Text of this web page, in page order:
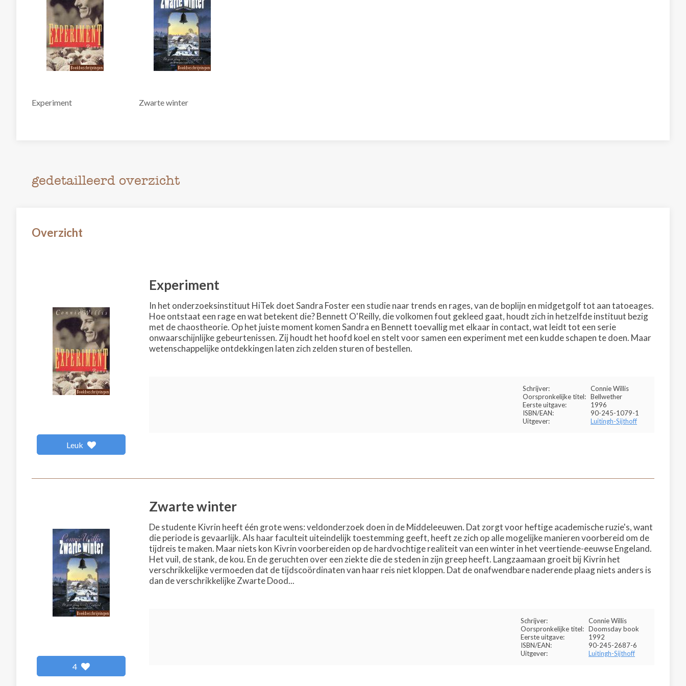
Experiment Zwarte winter
gedetailleerd overzicht
Overzicht
Leuk
Experiment
In het onderzoeksinstituut HiTek doet Sandra Foster een studie naar trends en rages, van de boplijn en midgetgolf tot aan tatoeages.
Hoe ontstaat een rage en wat betekent die? Bennett O'Reilly, die volkomen fout gekleed gaat, houdt zich in hetzelfde instituut bezig
met de chaostheorie. Op het juiste moment komen Sandra en Bennett toevallig met elkaar in contact, wat leidt tot een serie
onwaarschijnlijke gebeurtenissen. Zij houdt het hoofd koel en stelt voor samen een experiment met een kudde schapen te doen. Maar
wetenschappelijke ontdekkingen laten zich zelden sturen of bestellen.
Schrijver:
Connie Willis
Oorspronkelijke titel: Bellwether
Eerste uitgave:
1996
ISBN/EAN:
90-245-1079-1
Uitgever:
Luitingh-Sijthoff
4
Zwarte winter
De studente Kivrin heeft één grote wens: veldonderzoek doen in de Middeleeuwen. Dat zorgt voor heftige academische ruzie's, want
die periode is gevaarlijk. Als haar faculteit uiteindelijk toestemming geeft, heeft ze zich op alle mogelijke manieren voorbereid om de
tijdreis te maken. Maar niets kon Kivrin voorbereiden op de hardvochtige realiteit van een winter in het veertiende-eeuwse Engeland.
Het vuil, de stank, de kou. En de geruchten over een ziekte die de steden in zijn greep heeft. Langzaamaan groeit bij Kivrin het
verschrikkelijke vermoeden dat de tijdscoördinaten van haar reis niet kloppen. Dat de onafwendbare naderende plaag niets anders is
dan de verschrikkelijke Zwarte Dood...
Schrijver:
Connie Willis
Oorspronkelijke titel: Doomsday book
Eerste uitgave:
1992
ISBN/EAN:
90-245-2687-6
Uitgever:
Luitingh-Sijthoff